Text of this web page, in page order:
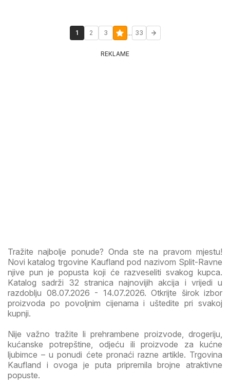
1 2 3 ... 33
REKLAME
Tražite najbolje ponude? Onda ste na pravom mjestu!
Novi katalog trgovine Kaufland pod nazivom Split-Ravne
njive pun je popusta koji će razveseliti svakog kupca.
Katalog sadrži 32 stranica najnovijih akcija i vrijedi u
razdoblju 08.07.2026 - 14.07.2026. Otkrijte širok izbor
proizvoda po povoljnim cijenama i uštedite pri svakoj
kupnji.
Nije važno tražite li prehrambene proizvode, drogeriju,
kućanske potrepštine, odjeću ili proizvode za kućne
ljubimce – u ponudi ćete pronaći razne artikle. Trgovina
Kaufland i ovoga je puta pripremila brojne atraktivne
popuste.